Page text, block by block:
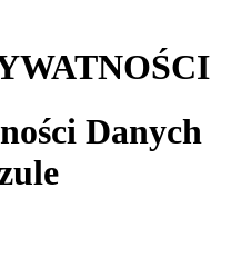
Danych